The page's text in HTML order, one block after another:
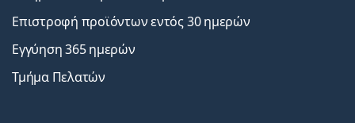
Επιστροφή προϊόντων εντός 30 ημερών
Εγγύηση 365 ημερών
Τμήμα Πελατών